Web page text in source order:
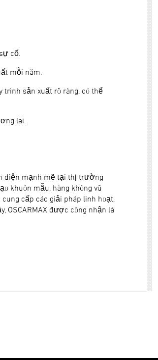
cố.
mỗi năm.
trình sản xuất rõ ràng, có thể
lai.
diện mạnh mẽ tại thị trường
khuôn mẫu, hàng không vũ
cấp các giải pháp linh hoạt,
OSCARMAX được công nhận là